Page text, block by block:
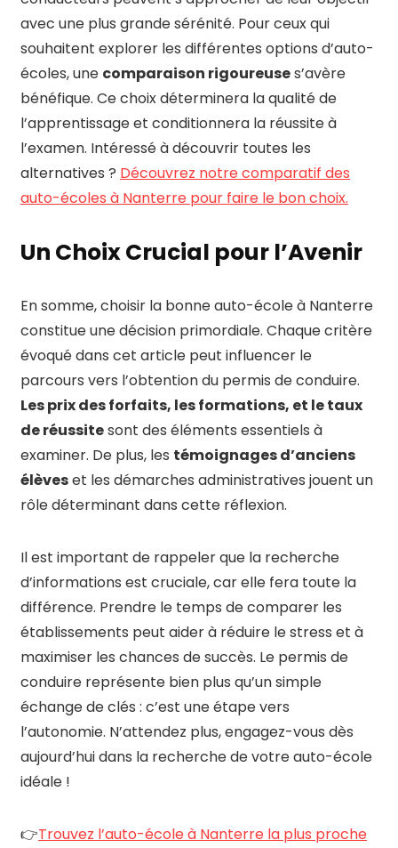
avec une plus grande sérénité. Pour ceux qui
souhaitent explorer les différentes options d’auto-
écoles, une comparaison rigoureuses’avère
bénéfique. Ce choix déterminera la qualité de
l’apprentissage et conditionnera la réussite à
l’examen. Intéressé à découvrir toutes les
alternatives ? Découvrez notre comparatif des
auto-écoles à Nanterre pour faire le bon choix.
Un Choix Crucial pour l’Avenir
En somme, choisir la bonne auto-école à Nanterre
constitue une décision primordiale. Chaque critère
évoqué dans cet article peut influencer le
parcours vers l’obtention du permis de conduire.
Les prix des forfaits, les formations, et le taux
de réussitesont des éléments essentiels à
examiner. De plus, les témoignages d’anciens
élèveset les démarches administratives jouent un
rôle déterminant dans cette réflexion.
Il est important de rappeler que la recherche
d’informations est cruciale, car elle fera toute la
différence. Prendre le temps de comparer les
établissements peut aider à réduire le stress et à
maximiser les chances de succès. Le permis de
conduire représente bien plus qu’un simple
échange de clés : c’est une étape vers
l’autonomie. N’attendez plus, engagez-vous dès
aujourd’hui dans la recherche de votre auto-école
idéale !
👉Trouvez l’auto-école à Nanterre la plus proche